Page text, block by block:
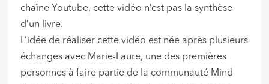
chaîne Youtube, cette vidéo n’est pas la synthèse
d’un livre.
L’idée de réaliser cette vidéo est née après plusieurs
échanges avec Marie-Laure, une des premières
personnes à faire partie de la communauté Mind